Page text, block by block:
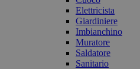
Elettricista
Giardiniere
Imbianchino
Muratore
Saldatore
Sanitario